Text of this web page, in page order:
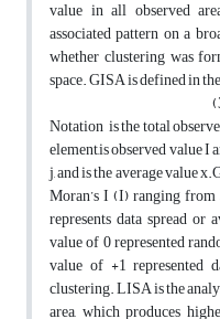
value in all observed
associated pattern on a
whether clustering was
space. GISA is defined in
Notation is the total
element,is observed value
j, and is the average value
Moran’s I (I) ranging
represents data spread or
value of 0 represented
value of +1 represented
clustering. LISA is the
area, which produces